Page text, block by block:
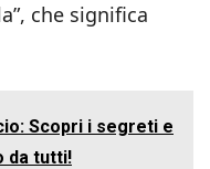
che significa
Scopri i segreti e
da tutti!